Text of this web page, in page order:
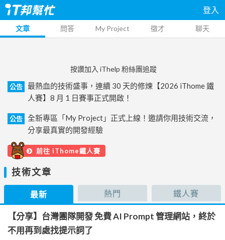
登入
文章 問答 My Project 徵才 聊天
按讚加入 iThelp 粉絲團追蹤
公告
最熱血的技術盛事，連續 30 天的修煉【2026 iThome 鐵
人賽】8 月 1 日賽事正式開啟！
公告
全新專區「My Project」正式上線！邀請你用技術交流，
分享最真實的開發經驗
前往 iThome鐵人賽
技術文章
最新 熱門 鐵人賽
【分享】台灣團隊開發 免費 AI Prompt 管理網站，終於
不用再到處找提示詞了